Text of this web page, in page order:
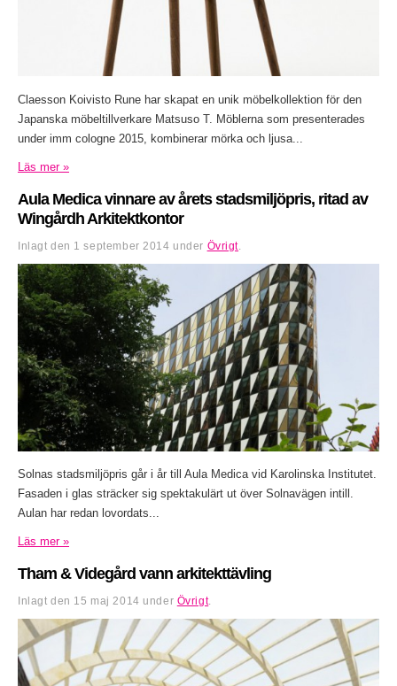
Claesson Koivisto Rune har skapat en unik möbelkollektion för den
Japanska möbeltillverkare Matsuso T. Möblerna som presenterades
under imm cologne 2015, kombinerar mörka och ljusa...
Läs mer »
Aula Medica vinnare av årets stadsmiljöpris, ritad av
Wingårdh Arkitektkontor
Inlagt den 1 september 2014 under Övrigt
Solnas stadsmiljöpris går i år till Aula Medica vid Karolinska Institutet.
Fasaden i glas sträcker sig spektakulärt ut över Solnavägen intill.
Aulan har redan lovordats...
Läs mer »
Tham & Videgård vann arkitekttävling
Inlagt den 15 maj 2014 under Övrigt.